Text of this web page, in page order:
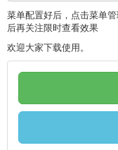
菜单配置好后，点击菜单
后再关注限时查看效果
欢迎大家下载使用。